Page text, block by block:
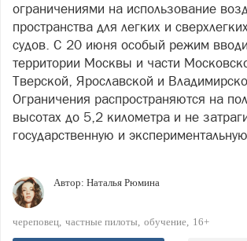
ограничениями на использование
пространства для легких и
судов. С 20 июня особый режим
территории Москвы и части
Тверской, Ярославской и
Ограничения распространяются на
высотах до 5,2 километра и не
государственную и
Автор: Наталья Рюмина
череповец частные пилоты обучение 16+